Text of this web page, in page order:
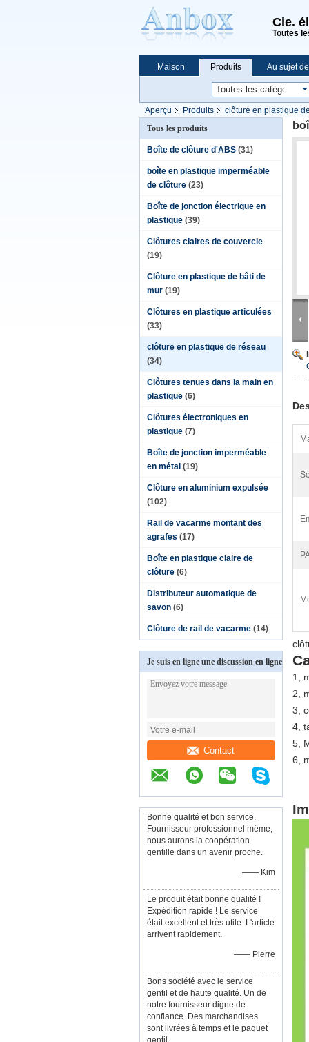
Cie.
Toutes
Maison Produits Au sujet
Achats en ligne
Aperçu
Produits
clôture en plastique
Tous les produits
Boîte de clôture d'ABS (31)
boîte en plastique imperméable
de clôture (23)
Boîte de jonction électrique en
plastique (39)
Clôtures claires de couvercle
(19)
Clôture en plastique de bâti de
mur (19)
Clôtures en plastique articulées
(33)
clôture en plastique de réseau
(34)
Clôtures tenues dans la main en
plastique (6)
Clôtures électroniques en
plastique (7)
Boîte de jonction imperméable
en métal (19)
Clôture en aluminium expulsée
(102)
Rail de vacarme montant des
agrafes (17)
Boîte en plastique claire de
clôture (6)
Distributeur automatique de
savon (6)
Clôture de rail de vacarme (14)
Je suis en ligne une discussion en ligne
Contact
Bonne qualité et bon service.
Fournisseur professionnel même,
nous aurons la coopération
gentille dans un avenir proche.
—— Kim
Le produit était bonne qualité !
Expédition rapide ! Le service
était excellent et très utile. L'article
arrivent rapidement.
—— Pierre
Bons société avec le service
gentil et de haute qualité. Un de
notre fournisseur digne de
confiance. Des marchandises
sont livrées à temps et le paquet
gentil.
1,
2,
3,
4,
5,
6,